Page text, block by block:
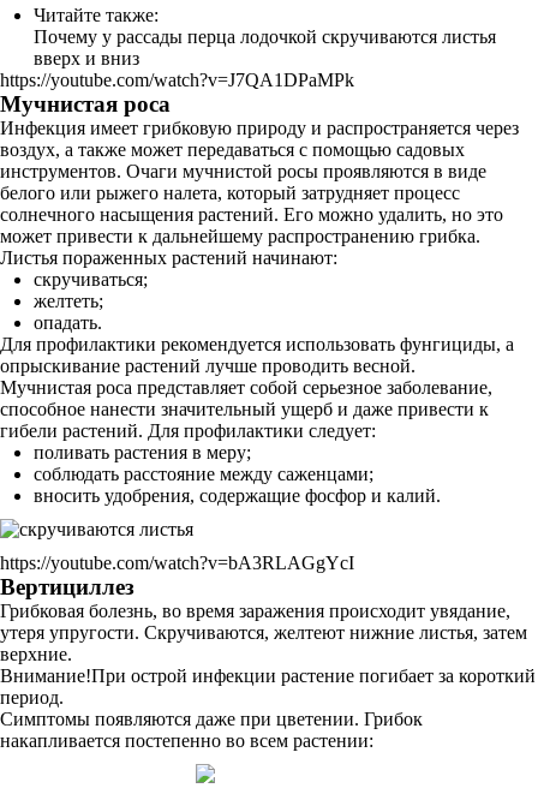
Читайте также:
Почему у рассады перца лодочкой скручиваются листья
вверх и вниз
https://youtube.com/watch?v=J7QA1DPaMPk
Мучнистая роса
Инфекция имеет грибковую природу и распространяется через
воздух, а также может передаваться с помощью садовых
инструментов. Очаги мучнистой росы проявляются в виде
белого или рыжего налета, который затрудняет процесс
солнечного насыщения растений. Его можно удалить, но это
может привести к дальнейшему распространению грибка.
Листья пораженных растений начинают:
скручиваться;
желтеть;
опадать.
Для профилактики рекомендуется использовать фунгициды, а
опрыскивание растений лучше проводить весной.
Мучнистая роса представляет собой серьезное заболевание,
способное нанести значительный ущерб и даже привести к
гибели растений. Для профилактики следует:
поливать растения в меру;
соблюдать расстояние между саженцами;
вносить удобрения, содержащие фосфор и калий.
https://youtube.com/watch?v=bA3RLAGgYcI
Вертициллез
Грибковая болезнь, во время заражения происходит увядание,
утеря упругости. Скручиваются, желтеют нижние листья, затем
верхние.
Внимание!При острой инфекции растение погибает за короткий
период.
Симптомы появляются даже при цветении. Грибок
накапливается постепенно во всем растении: